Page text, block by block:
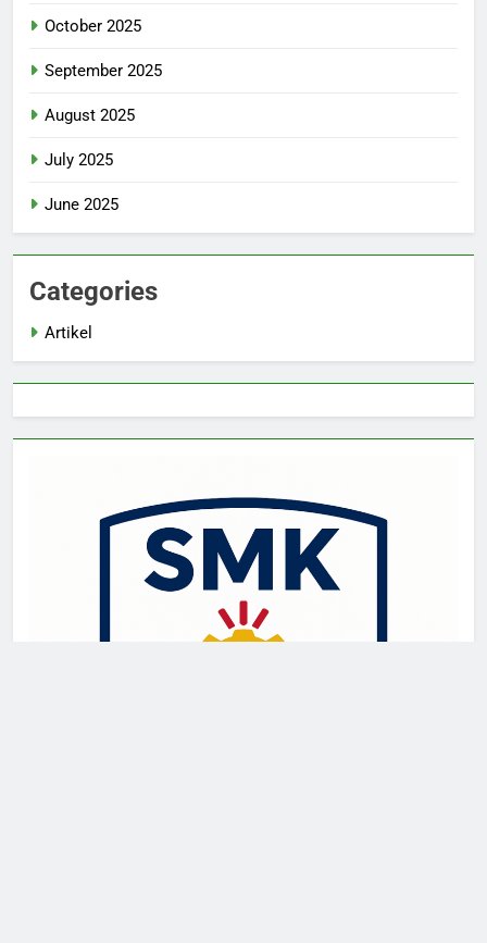
October 2025
September 2025
August 2025
July 2025
June 2025
Categories
Artikel